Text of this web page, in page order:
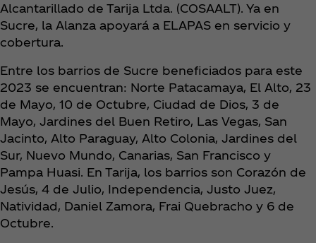
Alcantarillado de Tarija Ltda. (COSAALT). Ya en
Sucre, la Alanza apoyará a ELAPAS en servicio y
cobertura.
Entre los barrios de Sucre beneficiados para este
2023 se encuentran: Norte Patacamaya, El Alto, 23
de Mayo, 10 de Octubre, Ciudad de Dios, 3 de
Mayo, Jardines del Buen Retiro, Las Vegas, San
Jacinto, Alto Paraguay, Alto Colonia, Jardines del
Sur, Nuevo Mundo, Canarias, San Francisco y
Pampa Huasi. En Tarija, los barrios son Corazón de
Jesús, 4 de Julio, Independencia, Justo Juez,
Natividad, Daniel Zamora, Frai Quebracho y 6 de
Octubre.